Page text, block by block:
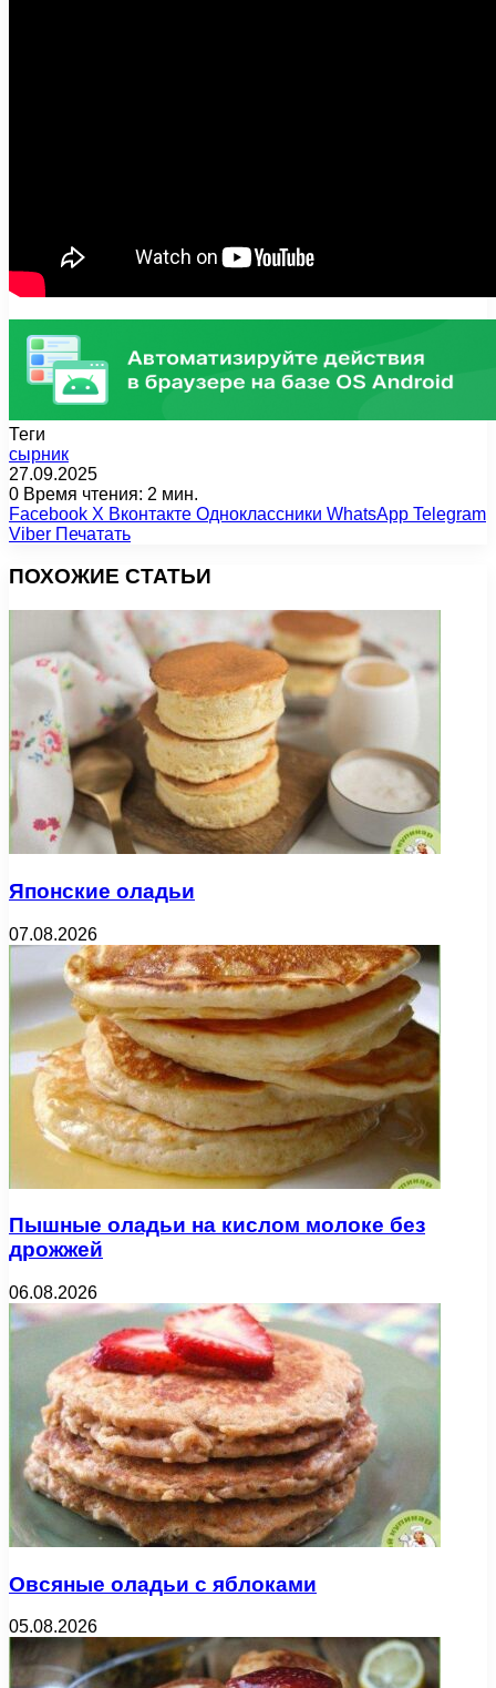
Теги
сырник
27.09.2025
0 Время чтения: 2 мин.
Facebook X Вконтакте Одноклассники WhatsApp Telegram
Viber Печатать
ПОХОЖИЕ СТАТЬИ
Японские оладьи
07.08.2026
Пышные оладьи на кислом молоке без
дрожжей
06.08.2026
Овсяные оладьи с яблоками
05.08.2026